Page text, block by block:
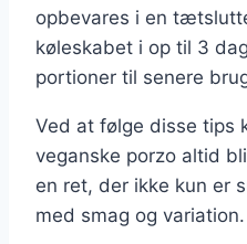
opbevares i en
køleskabet i op til 3
portioner til senere
Ved at følge disse tips
veganske porzo altid
en ret, der ikke kun er
med smag og variation.